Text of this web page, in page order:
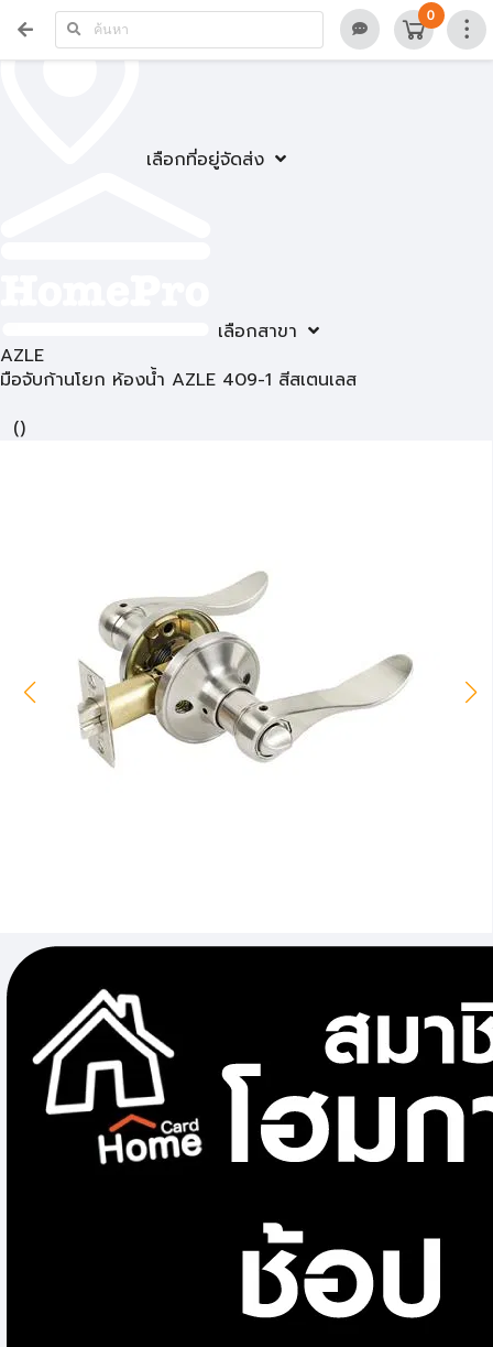
เลือกที่อยู่จัดส่ง
เลือกสาขา
0
AZLE
มือจับก้านโยก ห้องน้ำ AZLE 409-1 สีสเตนเลส
()